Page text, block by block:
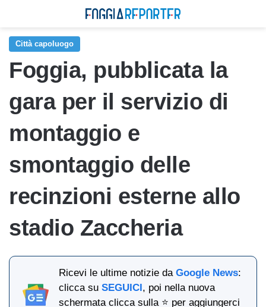
Città capoluogo
Foggia, pubblicata la
gara per il servizio di
montaggio e
smontaggio delle
recinzioni esterne allo
stadio Zaccheria
Ricevi le ultime notizie daGoogle News:
clicca suSEGUICI, poi nella nuova
schermata clicca sulla ⭐ per aggiungerci